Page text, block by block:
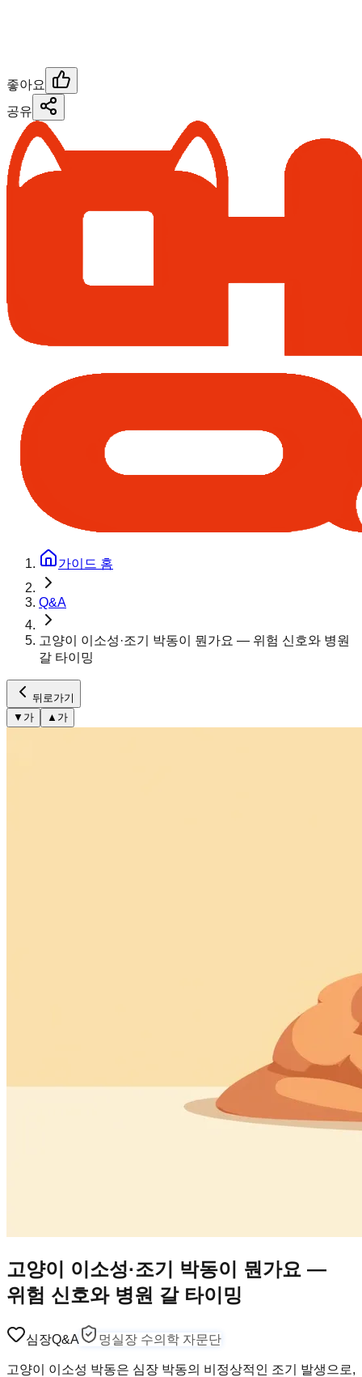
좋아요
공유
가이드 홈
Q&A
고양이 이소성·조기 박동이 뭔가요 — 위험 신호와 병원
갈 타이밍
뒤로가기
▼ 가 ▲ 가
고양이 이소성·조기 박동이 뭔가요 —
위험 신호와 병원 갈 타이밍
심장Q&A 멍실장 수의학 자문단
고양이 이소성 박동은 심장 박동의 비정상적인 조기 발생으로,